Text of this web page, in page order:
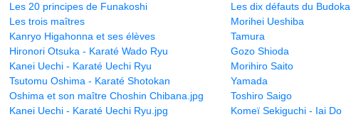
Les 20 principes de Funakoshi
Les trois maîtres
Kanryo Higahonna et ses élèves
Hironori Otsuka - Karaté Wado Ryu
Kanei Uechi - Karaté Uechi Ryu
Tsutomu Oshima - Karaté Shotokan
Oshima et son maître Choshin Chibana.jpg
Kanei Uechi - Karaté Uechi Ryu.jpg
Les dix défauts du Budoka
Morihei Ueshiba
Tamura
Gozo Shioda
Morihiro Saito
Yamada
Toshiro Saigo
Komeï Sekiguchi - Iai Do